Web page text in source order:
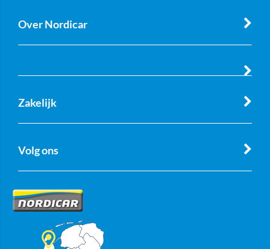
Over Nordicar
Zakelijk
Volg ons